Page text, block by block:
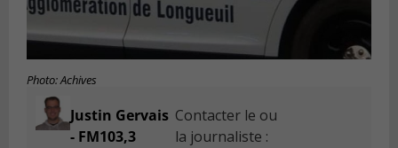
Photo: Achives
Justin Gervais
- FM103,3
Contacter le ou
la journaliste :